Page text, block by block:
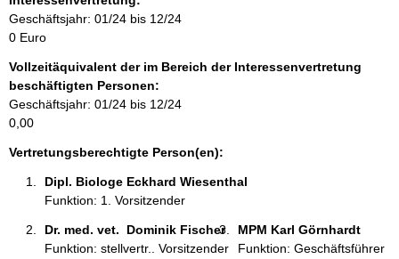
r
m
t
i
o
n
e
Geschäftsjahr: 01/24 bis 12/24
0 Euro
Vollzeitäquivalent der im Bereich der Interessenvertretung
beschäftigten Personen:
Geschäftsjahr: 01/24 bis 12/24
0,00
Vertretungsberechtigte Person(en):
Dipl. Biologe Eckhard Wiesenthal
Funktion: 1. Vorsitzender
Dr. med. vet.  Dominik Fischer
Funktion: stellvertr.. Vorsitzender
MPM Karl Görnhardt
Funktion: Geschäftsführer